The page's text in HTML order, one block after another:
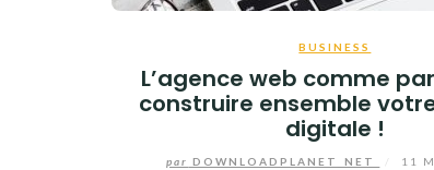
BUSINESS
L’agence web comme
construire ensemble
digitale !
par DOWNLOADPLANET_NET 11